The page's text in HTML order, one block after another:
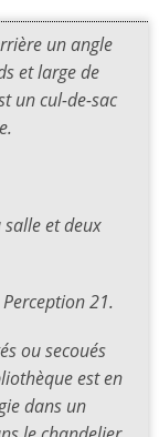
un angle
et large de
un cul-de-sac
et deux
Perception 21.
ou secoués
est en
dans un